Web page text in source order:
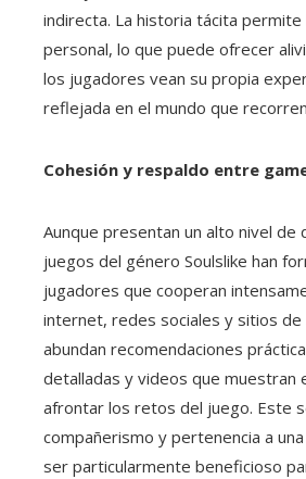
indirecta. La historia tácita
personal, lo que puede ofrecer
los jugadores vean su propia
reflejada en el mundo que
Cohesión y respaldo entre
Aunque presentan un alto nivel de
juegos del género Soulslike han
jugadores que cooperan
internet, redes sociales y sitios de
abundan recomendaciones
detalladas y videos que muestran
afrontar los retos del juego. Este
compañerismo y pertenencia a
ser particularmente beneficioso